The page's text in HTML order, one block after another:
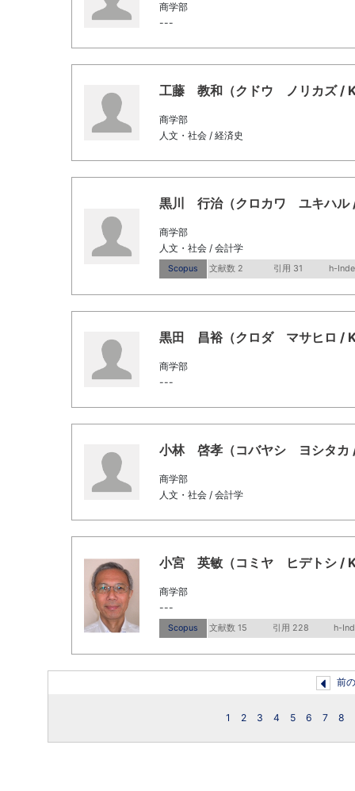
商学部
---
工藤 教和（クドウ ノリカズ /
商学部
人文・社会 / 経済史
黒川 行治（クロカワ ユキハル
商学部
人文・社会 / 会計学
Scopus 文献数 2 引用 31 h-
黒田 昌裕（クロダ マサヒロ /
商学部
---
小林 啓孝（コバヤシ ヨシタカ
商学部
人文・社会 / 会計学
小宮 英敏（コミヤ ヒデトシ /
商学部
---
Scopus 文献数 15 引用 228 h-
前
1 2 3 4 5 6 7 8